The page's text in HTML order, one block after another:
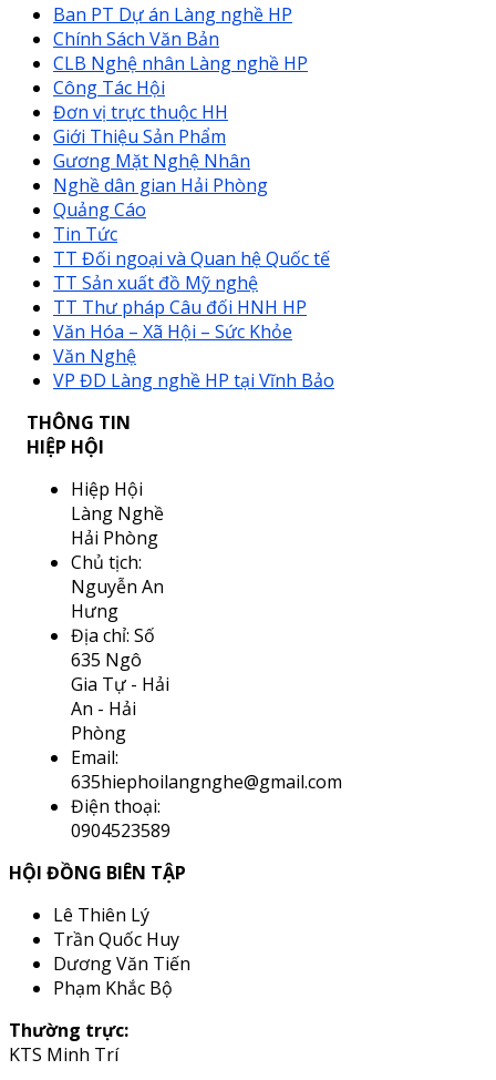
Ban PT Dự án Làng nghề HP
Chính Sách Văn Bản
CLB Nghệ nhân Làng nghề HP
Công Tác Hội
Đơn vị trực thuộc HH
Giới Thiệu Sản Phẩm
Gương Mặt Nghệ Nhân
Nghề dân gian Hải Phòng
Quảng Cáo
Tin Tức
TT Đối ngoại và Quan hệ Quốc tế
TT Sản xuất đồ Mỹ nghệ
TT Thư pháp Câu đối HNH HP
Văn Hóa – Xã Hội – Sức Khỏe
Văn Nghệ
VP ĐD Làng nghề HP tại Vĩnh Bảo
THÔNG TIN
HIỆP HỘI
Hiệp Hội
Làng Nghề
Hải Phòng
Chủ tịch:
Nguyễn An
Hưng
Địa chỉ: Số
635 Ngô
Gia Tự - Hải
An - Hải
Phòng
Email:
635hiephoilangnghe@gmail.com
Điện thoại:
0904523589
HỘI ĐỒNG BIÊN TẬP
Lê Thiên Lý
Trần Quốc Huy
Dương Văn Tiến
Phạm Khắc Bộ
Thường trực:
KTS Minh Trí